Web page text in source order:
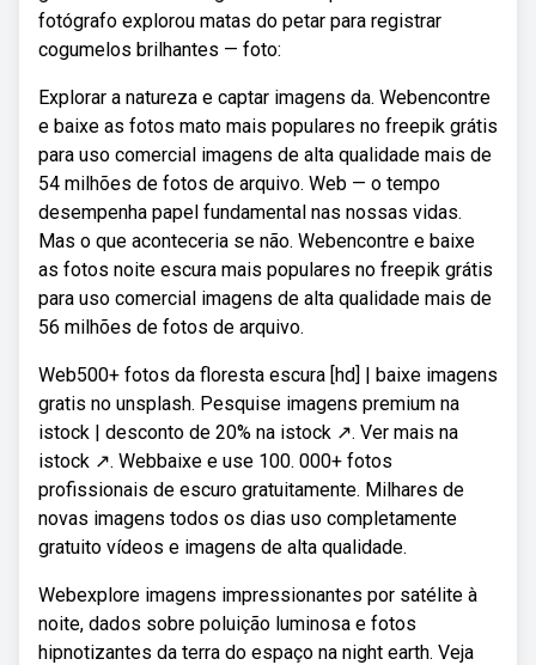
fotógrafo explorou matas do petar para registrar
cogumelos brilhantes — foto:
Explorar a natureza e captar imagens da. Webencontre
e baixe as fotos mato mais populares no freepik grátis
para uso comercial imagens de alta qualidade mais de
54 milhões de fotos de arquivo. Web — o tempo
desempenha papel fundamental nas nossas vidas.
Mas o que aconteceria se não. Webencontre e baixe
as fotos noite escura mais populares no freepik grátis
para uso comercial imagens de alta qualidade mais de
56 milhões de fotos de arquivo.
Web500+ fotos da floresta escura [hd] | baixe imagens
gratis no unsplash. Pesquise imagens premium na
istock | desconto de 20% na istock ↗. Ver mais na
istock ↗. Webbaixe e use 100. 000+ fotos
profissionais de escuro gratuitamente. Milhares de
novas imagens todos os dias uso completamente
gratuito vídeos e imagens de alta qualidade.
Webexplore imagens impressionantes por satélite à
noite, dados sobre poluição luminosa e fotos
hipnotizantes da terra do espaço na night earth. Veja